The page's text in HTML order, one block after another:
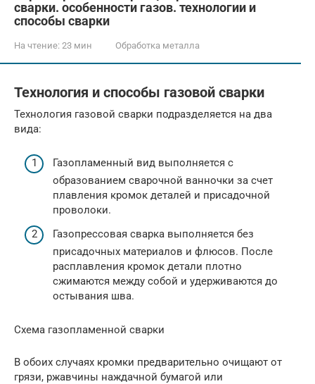
сварки. особенности газов. технологии и
способы сварки
На чтение: 23 мин Обработка металла
Технология и способы газовой сварки
Технология газовой сварки подразделяется на два
вида:
Газопламенный вид выполняется с
образованием сварочной ванночки за счет
плавления кромок деталей и присадочной
проволоки.
Газопрессовая сварка выполняется без
присадочных материалов и флюсов. После
расплавления кромок детали плотно
сжимаются между собой и удерживаются до
остывания шва.
Схема газопламенной сварки
В обоих случаях кромки предварительно очищают от
грязи, ржавчины наждачной бумагой или